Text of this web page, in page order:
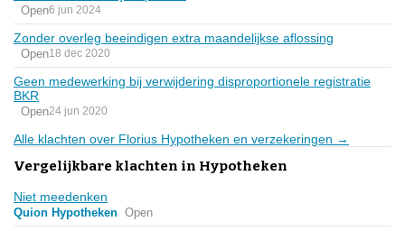
Open6 jun 2024
Zonder overleg beeindigen extra maandelijkse aflossing
Open18 dec 2020
Geen medewerking bij verwijdering disproportionele registratie
BKR
Open24 jun 2020
Alle klachten over Florius Hypotheken en verzekeringen →
Vergelijkbare klachten in Hypotheken
Niet meedenken
Quion Hypotheken Open